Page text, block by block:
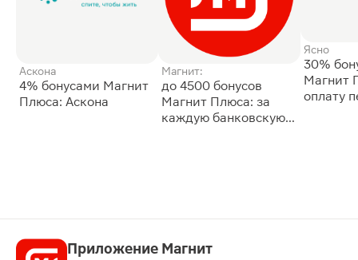
Аскона
4% бонусами Магнит
Плюса: Аскона
Магнит:
до 4500 бонусов
Магнит Плюса: за
каждую банковскую
Ясно
30%
Магнит
оплату
Приложение Магнит